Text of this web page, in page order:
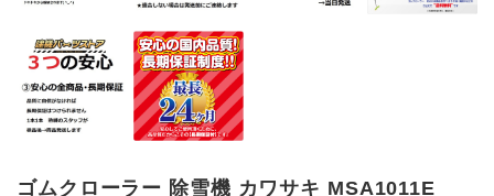
ゴムクローラー 除雪機 カワサキ MSA1011E